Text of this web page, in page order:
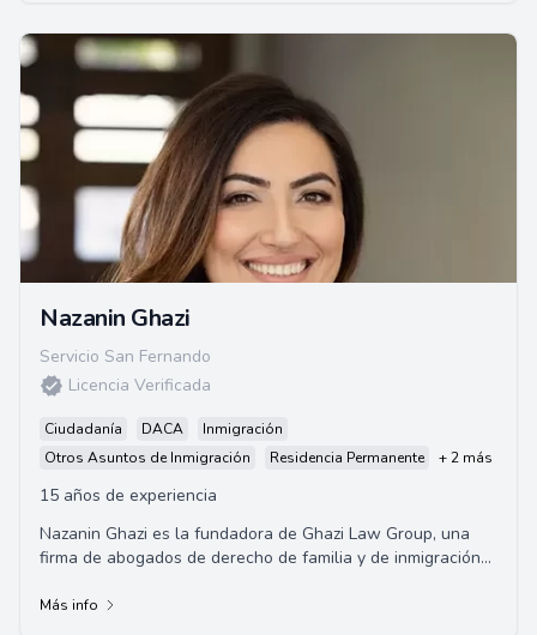
Nazanin Ghazi
Servicio San Fernando
Licencia Verificada
Ciudadanía DACA
Inmigración
Otros Asuntos de Inmigración
Residencia Permanente + 2 más
15 años de experiencia
Nazanin Ghazi es la fundadora de Ghazi Law Group, una
firma de abogados de derecho de familia y de inmigración
Más info